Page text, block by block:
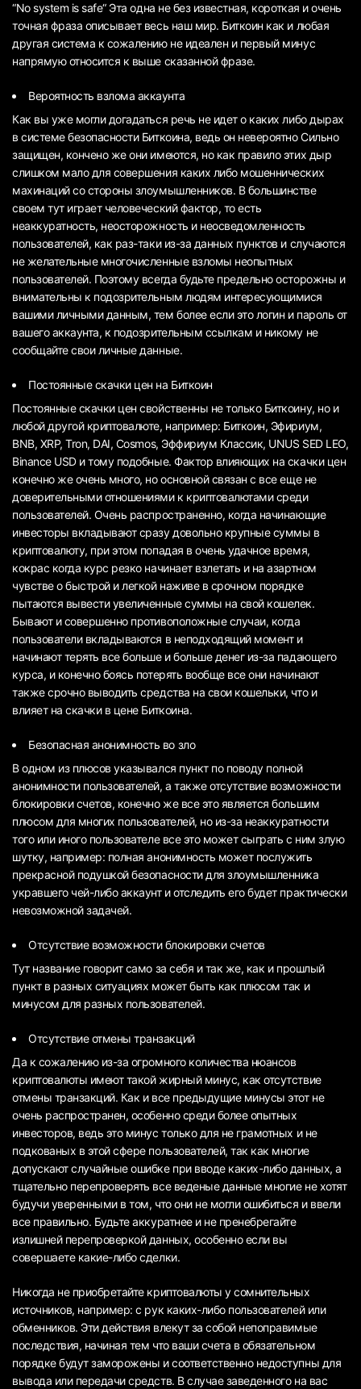
“No system is safe“ Эта одна не без известная, короткая и очень
точная фраза описывает весь наш мир. Биткоин как и любая
другая система к сожалению не идеален и первый минус
напрямую относится к выше сказанной фразе.
Вероятность взлома аккаунта
Как вы уже могли догадаться речь не идет о каких либо дырах
в системе безопасности Биткоина, ведь он невероятно Сильно
защищен, кончено же они имеются, но как правило этих дыр
слишком мало для совершения каких либо мошеннических
махинаций со стороны злоумышленников. В большинстве
своем тут играет человеческий фактор, то есть
неаккуратность, неосторожность и неосведомленность
пользователей, как раз-таки из-за данных пунктов и случаются
не желательные многочисленные взломы неопытных
пользователей. Поэтому всегда будьте предельно осторожны и
внимательны к подозрительным людям интересующимися
вашими личными данным, тем более если это логин и пароль от
вашего аккаунта, к подозрительным ссылкам и никому не
сообщайте свои личные данные.
Постоянные скачки цен на Биткоин
Постоянные скачки цен свойственны не только Биткоину, но и
любой другой криптовалюте, например: Биткоин, Эфириум,
BNB, XRP, Tron, DAI, Cosmos, Эффириум Классик, UNUS SED LEO,
Binance USD и тому подобные. Фактор влияющих на скачки цен
конечно же очень много, но основной связан с все еще не
доверительными отношениями к криптовалютами среди
пользователей. Очень распространенно, когда начинающие
инвесторы вкладывают сразу довольно крупные суммы в
криптовалюту, при этом попадая в очень удачное время,
кокрас когда курс резко начинает взлетать и на азартном
чувстве о быстрой и легкой наживе в срочном порядке
пытаются вывести увеличенные суммы на свой кошелек.
Бывают и совершенно противоположные случаи, когда
пользователи вкладываются в неподходящий момент и
начинают терять все больше и больше денег из-за падающего
курса, и конечно боясь потерять вообще все они начинают
также срочно выводить средства на свои кошельки, что и
влияет на скачки в цене Биткоина.
Безопасная анонимность во зло
В одном из плюсов указывался пункт по поводу полной
анонимности пользователей, а также отсутствие возможности
блокировки счетов, конечно же все это является большим
плюсом для многих пользователей, но из-за неаккуратности
того или иного пользователе все это может сыграть с ним злую
шутку, например: полная анонимность может послужить
прекрасной подушкой безопасности для злоумышленника
укравшего чей-либо аккаунт и отследить его будет практически
невозможной задачей.
Отсутствие возможности блокировки счетов
Тут название говорит само за себя и так же, как и прошлый
пункт в разных ситуациях может быть как плюсом так и
минусом для разных пользователей.
Отсутствие отмены транзакций
Да к сожалению из-за огромного количества нюансов
криптовалюты имеют такой жирный минус, как отсутствие
отмены транзакций. Как и все предыдущие минусы этот не
очень распространен, особенно среди более опытных
инвесторов, ведь это минус только для не грамотных и не
подкованых в этой сфере пользователей, так как многие
допускают случайные ошибке при вводе каких-либо данных, а
тщательно перепроверять все веденые данные многие не хотят
будучи уверенными в том, что они не могли ошибиться и ввели
все правильно. Будьте аккуратнее и не пренебрегайте
излишней перепроверкой данных, особенно если вы
совершаете какие-либо сделки.
Никогда не приобретайте криптовалюты у сомнительных
источников, например: с рук каких-либо пользователей или
обменников. Эти действия влекут за собой непоправимые
последствия, начиная тем что ваши счета в обязательном
порядке будут заморожены и соответственно недоступны для
вывода или передачи средств. В случае заведенного на вас